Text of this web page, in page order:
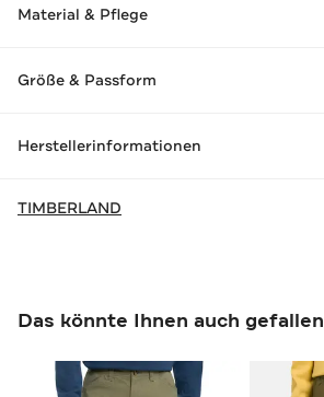
Material & Pflege
Größe & Passform
Herstellerinformationen
TIMBERLAND
Das könnte Ihnen auch gefallen